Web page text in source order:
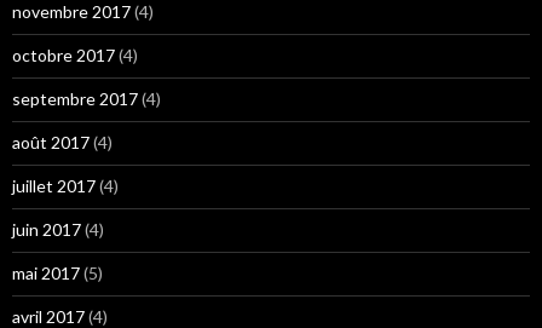
novembre 2017(4)
octobre 2017(4)
septembre 2017(4)
août 2017(4)
juillet 2017(4)
juin 2017(4)
mai 2017(5)
avril 2017(4)